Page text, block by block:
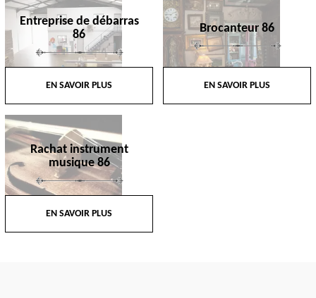
Entreprise de débarras
86
EN SAVOIR PLUS
Brocanteur 86
EN SAVOIR PLUS
Rachat instrument
musique 86
EN SAVOIR PLUS